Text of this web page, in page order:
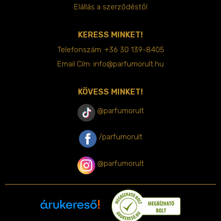
Elállás a szerződéstől
KERESS MINKET!
Telefonszám: +36 30 139-8405
Email Cím: info@parfumorult.hu
KÖVESS MINKET!
@parfumorult
/parfumorult
@parfumorult